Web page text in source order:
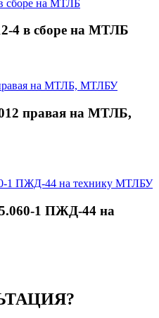
4 в сборе на МТЛБ
правая на МТЛБ,
1 ПЖД-44 на